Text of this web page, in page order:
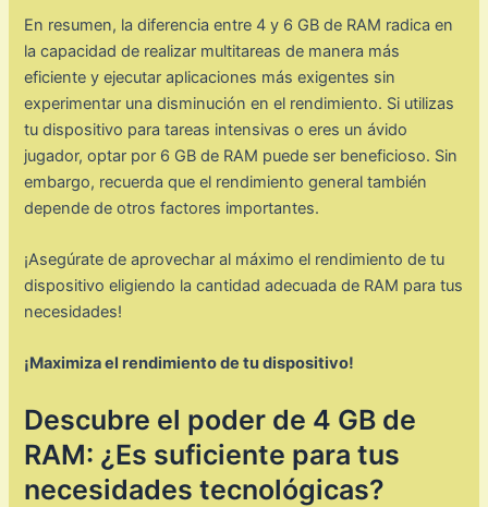
En resumen, la diferencia entre 4 y 6 GB de RAM radica en
la capacidad de realizar multitareas de manera más
eficiente y ejecutar aplicaciones más exigentes sin
experimentar una disminución en el rendimiento. Si utilizas
tu dispositivo para tareas intensivas o eres un ávido
jugador, optar por 6 GB de RAM puede ser beneficioso. Sin
embargo, recuerda que el rendimiento general también
depende de otros factores importantes.
¡Asegúrate de aprovechar al máximo el rendimiento de tu
dispositivo eligiendo la cantidad adecuada de RAM para tus
necesidades!
¡Maximiza el rendimiento de tu dispositivo!
Descubre el poder de 4 GB de
RAM: ¿Es suficiente para tus
necesidades tecnológicas?